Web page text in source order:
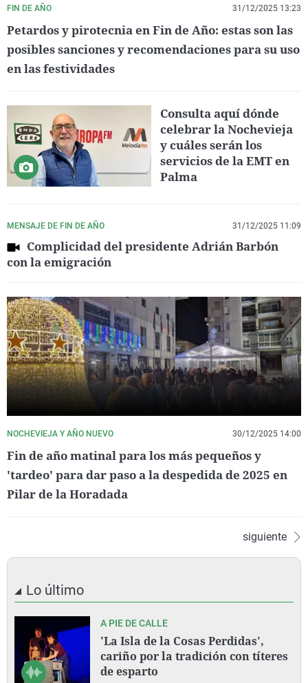
FIN DE AÑO 31/12/2025 13:23
Petardos y pirotecnia en Fin de Año: estas son las
posibles sanciones y recomendaciones para su uso
en las festividades
Consulta aquí dónde
celebrar la Nochevieja
y cuáles serán los
servicios de la EMT en
Palma
MENSAJE DE FIN DE AÑO 31/12/2025 11:09
Complicidad del presidente Adrián Barbón
con la emigración
NOCHEVIEJA Y AÑO NUEVO 30/12/2025 14:00
Fin de año matinal para los más pequeños y
'tardeo' para dar paso a la despedida de 2025 en
Pilar de la Horadada
siguiente
Lo último
A PIE DE CALLE
'La Isla de la Cosas Perdidas',
cariño por la tradición con títeres
de esparto